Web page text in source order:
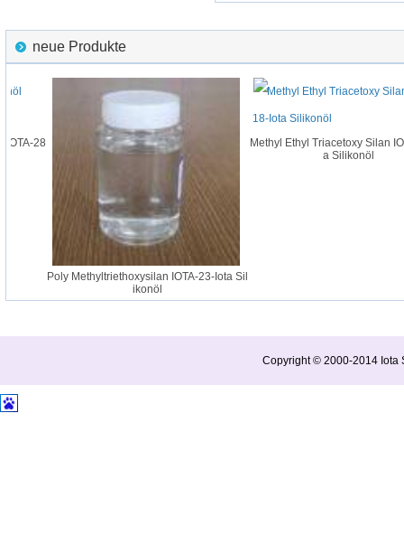
neue Produkte
28
Poly Methyltriethoxysilan IOTA-23-Iota Sil
ikonöl
Methyl Ethyl Triacetoxy Silan
a Silikonöl
Copyright © 2000-2014 Iota